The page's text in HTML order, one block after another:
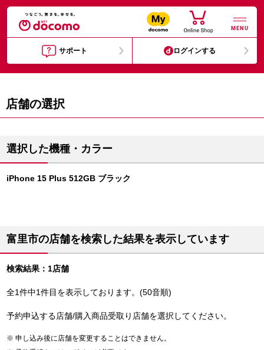
MENU
サポート ログインする
店舗の選択
選択した機種・カラー
iPhone 15 Plus 512GB ブラック
富里市の店舗を検索した結果を表示しています
検索結果：1店舗
全1件中1件目を表示しております。(50音順)
予約申込する店舗/購入商品受取り店舗を選択してください。
申し込み後に店舗を変更することはできません。